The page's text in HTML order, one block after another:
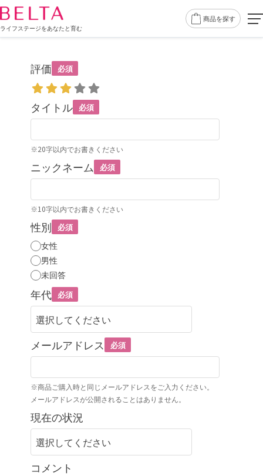
ライフステージをあなたと育む
商品を探す
評価 必須
タイトル 必須
※20字以内でお書きください
ニックネーム 必須
※10字以内でお書きください
性別 必須
女性
男性
未回答
年代 必須
メールアドレス 必須
※商品ご購入時と同じメールアドレスをご入力ください。
メールアドレスが公開されることはありません。
現在の状況
コメント